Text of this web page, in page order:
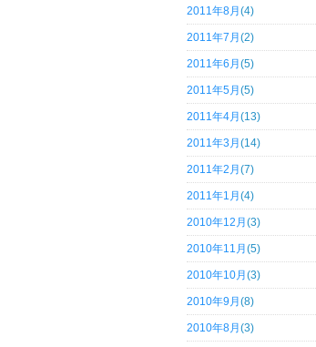
2011年8月 (4)
2011年7月 (2)
2011年6月 (5)
2011年5月 (5)
2011年4月 (13)
2011年3月 (14)
2011年2月 (7)
2011年1月 (4)
2010年12月 (3)
2010年11月 (5)
2010年10月 (3)
2010年9月 (8)
2010年8月 (3)